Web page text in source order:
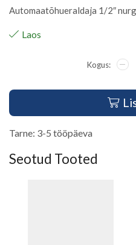
Automaatõhueraldaja 1/2″
Laos
Tarne: 3-5 tööpäeva
Seotud Tooted